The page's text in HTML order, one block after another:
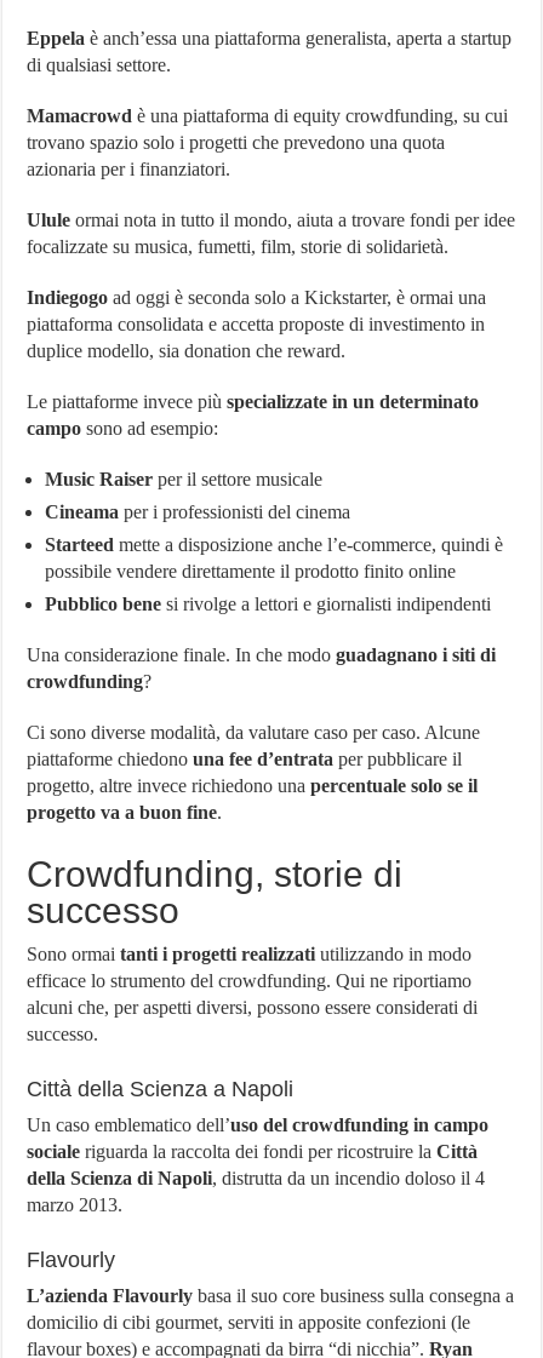
Eppela è anch’essa una piattaforma generalista, aperta a startup
di qualsiasi settore.
Mamacrowd è una piattaforma di equity crowdfunding, su cui
trovano spazio solo i progetti che prevedono una quota
azionaria per i finanziatori.
Ulule ormai nota in tutto il mondo, aiuta a trovare fondi per idee
focalizzate su musica, fumetti, film, storie di solidarietà.
Indiegogo ad oggi è seconda solo a Kickstarter, è ormai una
piattaforma consolidata e accetta proposte di investimento in
duplice modello, sia donation che reward.
Le piattaforme invece piùspecializzate in un determinato
campo sono ad esempio:
Music Raiserper il settore musicale
Cineama per i professionisti del cinema
Starteed mette a disposizione anche l’e-commerce, quindi è
possibile vendere direttamente il prodotto finito online
Pubblico bene si rivolge a lettori e giornalisti indipendenti
Una considerazione finale. In che modo guadagnano i siti di
crowdfunding?
Ci sono diverse modalità, da valutare caso per caso. Alcune
piattaforme chiedonouna fee d’entrata per pubblicare il
progetto, altre invece richiedono unapercentuale solo se il
progetto va a buon fine.
Crowdfunding, storie di
successo
Sono ormaitanti i progetti realizzatiutilizzando in modo
efficace lo strumento del crowdfunding. Qui ne riportiamo
alcuni che, per aspetti diversi, possono essere considerati di
successo.
Città della Scienza a Napoli
Un caso emblematico dell’uso del crowdfunding in campo
sociale riguarda la raccolta dei fondi per ricostruire laCittà
della Scienza di Napoli, distrutta da un incendio doloso il 4
marzo 2013.
Flavourly
L’azienda Flavourlybasa il suo core business sulla consegna a
domicilio di cibi gourmet, serviti in apposite confezioni (le
flavour boxes) e accompagnati da birra “di nicchia”.Ryan